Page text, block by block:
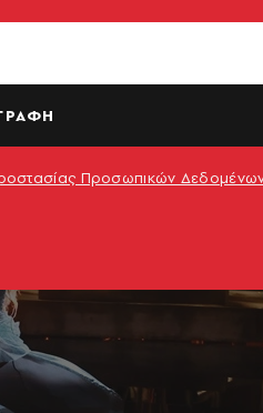
Προσωπικών